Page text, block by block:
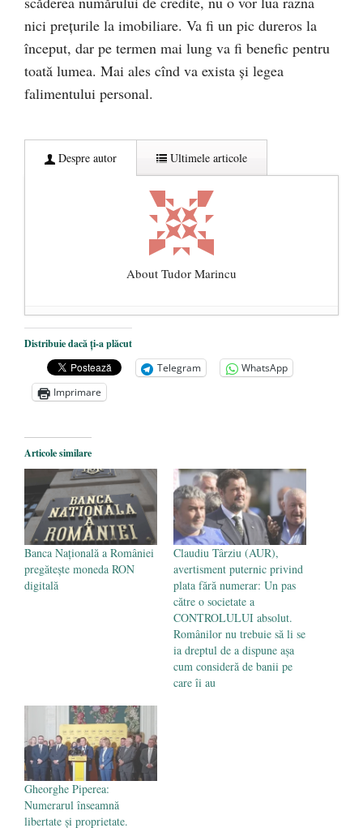
nici prețurile la imobiliare. Va fi un pic dureros la
început, dar pe termen mai lung va fi benefic pentru
toată lumea. Mai ales cînd va exista și legea
falimentului personal.
Despre autor Ultimele articole
About Tudor Marincu
De ce propaganda LGBT nu-și are locul în
unitățile de învățământ
- 17 iunie 2020
Anarhia din SUA e opera stângii radicale
2 iunie 2020
are prea puțin a face cu informarea
mai 2020
Distribuie dacă ți-a plăcut
Telegram
WhatsApp
Imprimare
Articole similare
Banca Națională a României
pregătește moneda RON
digitală
Claudiu Târziu (AUR),
avertisment puternic privind
plata fără numerar: Un pas
către o societate a
CONTROLULUI absolut.
Românilor nu trebuie să li se
ia dreptul de a dispune așa
cum consideră de banii pe
care îi au
Gheorghe Piperea:
Numerarul înseamnă
libertate și proprietate.